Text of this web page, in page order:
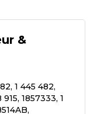
&
1 445 482,
1857333, 1